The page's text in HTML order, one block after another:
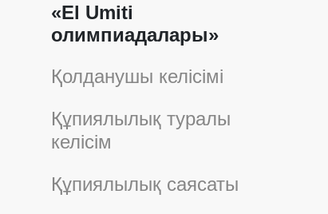
«El Umiti
олимпиадалары»
Қолданушы келісімі
Құпиялылық туралы
келісім
Құпиялылық саясаты